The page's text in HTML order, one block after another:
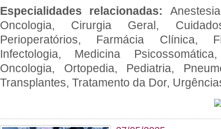
Especialidades relacionadas:
Oncologia, Cirurgia Geral,
Perioperatórios, Farmácia Clínica,
Infectologia, Medicina
Oncologia, Ortopedia, Pediatria,
Transplantes, Tratamento da Dor,